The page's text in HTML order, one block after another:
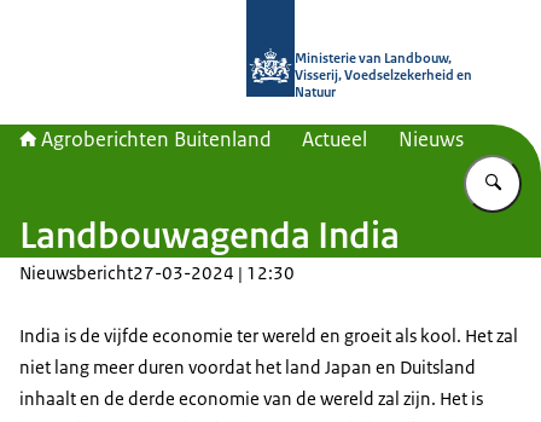
Ministerie van Landbouw,
Visserij, Voedselzekerheid en
Natuur
Agroberichten Buitenland Actueel Nieuws
Landbouwagenda India
Nieuwsbericht27-03-2024 | 12:30
India is de vijfde economie ter wereld en groeit als kool. Het zal
niet lang meer duren voordat het land Japan en Duitsland
inhaalt en de derde economie van de wereld zal zijn. Het is